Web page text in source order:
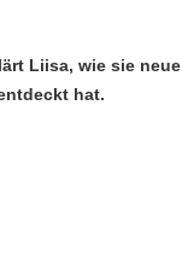
Liisa, wie sie neue
hat.